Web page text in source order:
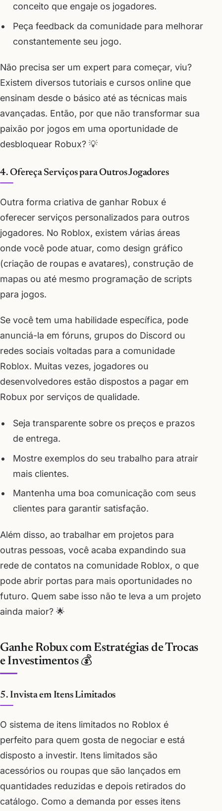
conceito que engaje os jogadores.
Peça feedback da comunidade para melhorar
constantemente seu jogo.
Não precisa ser um expert para começar, viu?
Existem diversos tutoriais e cursos online que
ensinam desde o básico até as técnicas mais
avançadas. Então, por que não transformar sua
paixão por jogos em uma oportunidade de
desbloquear Robux? 💡
4. Ofereça Serviços para Outros Jogadores
Outra forma criativa de ganhar Robux é
oferecer serviços personalizados para outros
jogadores. No Roblox, existem várias áreas
onde você pode atuar, como design gráfico
(criação de roupas e avatares), construção de
mapas ou até mesmo programação de scripts
para jogos.
Se você tem uma habilidade específica, pode
anunciá-la em fóruns, grupos do Discord ou
redes sociais voltadas para a comunidade
Roblox. Muitas vezes, jogadores ou
desenvolvedores estão dispostos a pagar em
Robux por serviços de qualidade.
Seja transparente sobre os preços e prazos
de entrega.
Mostre exemplos do seu trabalho para atrair
mais clientes.
Mantenha uma boa comunicação com seus
clientes para garantir satisfação.
Além disso, ao trabalhar em projetos para
outras pessoas, você acaba expandindo sua
rede de contatos na comunidade Roblox, o que
pode abrir portas para mais oportunidades no
futuro. Quem sabe isso não te leva a um projeto
ainda maior? 🌟
Ganhe Robux com Estratégias de Trocas
e Investimentos 💰
5. Invista em Itens Limitados
O sistema de itens limitados no Roblox é
perfeito para quem gosta de negociar e está
disposto a investir. Itens limitados são
acessórios ou roupas que são lançados em
quantidades reduzidas e depois retirados do
catálogo. Como a demanda por esses itens